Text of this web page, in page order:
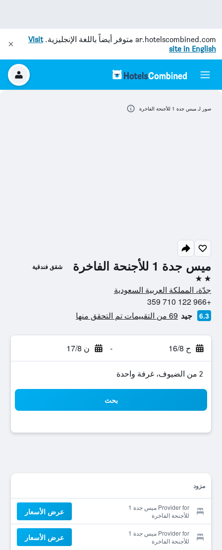
ar.hotelscombined.com متوفر أيضاً باللغة الإنجليزية.Visit
site in English
ميس جدة 1 للأجنحة الفاخرة شقق فندقية
2 نجمتين
جدّة، المملكة العربية السعودية
+966 122 710 359
6.3 جيد 69 من التقييمات تم التحقق منها
ح 16/8 - ن 17/8
2 من الضيوف، غرفة واحدة
بحث
مزود
Provider for ميس جدة 1
للأجنحة الفاخرة
عرض الأسعار
Provider for ميس جدة 1
للأجنحة الفاخرة
عرض الأسعار
صور لـ ميس جدة 1 للأجنحة الفاخرة